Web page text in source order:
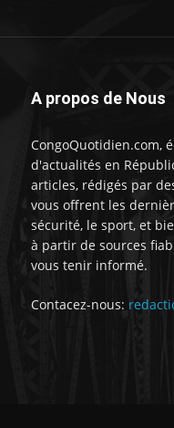
A propos de Nous
CongoQuotidien.com,
d'actualités en
articles, rédigés par
vous offrent les
sécurité, le sport, et
à partir de sources
vous tenir informé.
Contacez-nous: